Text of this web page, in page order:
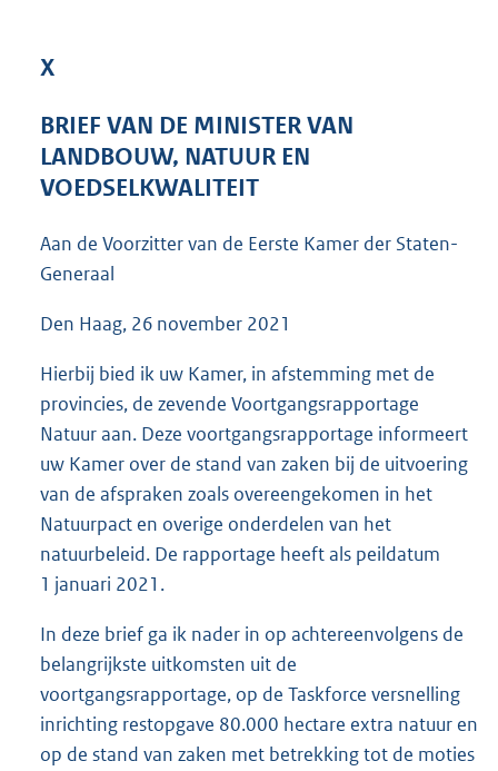
e
:
b
X
BRIEF VAN DE MINISTER VAN
LANDBOUW, NATUUR EN
VOEDSELKWALITEIT
Aan de Voorzitter van de Eerste Kamer der Staten-
Generaal
Den Haag, 26 november 2021
Hierbij bied ik uw Kamer, in afstemming met de
provincies, de zevende Voortgangsrapportage
Natuur aan. Deze voortgangsrapportage informeert
uw Kamer over de stand van zaken bij de uitvoering
van de afspraken zoals overeengekomen in het
Natuurpact en overige onderdelen van het
natuurbeleid. De rapportage heeft als peildatum
1 januari 2021.
In deze brief ga ik nader in op achtereenvolgens de
belangrijkste uitkomsten uit de
voortgangsrapportage, op de Taskforce versnelling
inrichting restopgave 80.000 hectare extra natuur en
op de stand van zaken met betrekking tot de moties